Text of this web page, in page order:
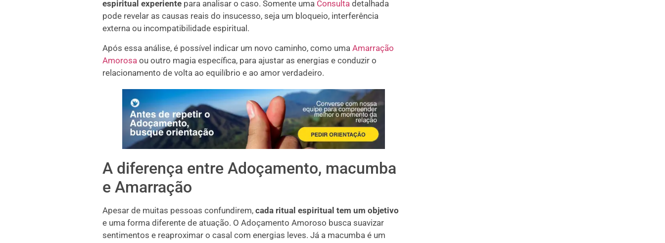
espiritual experiente para analisar o caso. Somente uma Consultadetalhada
pode revelar as causas reais do insucesso, seja um bloqueio, interferência
externa ou incompatibilidade espiritual.
Após essa análise, é possível indicar um novo caminho, como uma Amarração
Amorosa ou outro magia específica, para ajustar as energias e conduzir o
relacionamento de volta ao equilíbrio e ao amor verdadeiro.
A diferença entre Adoçamento, macumba
e Amarração
Apesar de muitas pessoas confundirem, cada ritual espiritual tem um objetivo
e uma forma diferente de atuação. O Adoçamento Amoroso busca suavizar
sentimentos e reaproximar o casal com energias leves. Já a macumba é um